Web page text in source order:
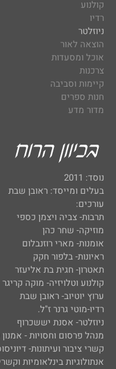
קולנוע
רדיו
ניוזלטר
הוצאה לאור
אוכל ומסעדות
צרכנות
קיימות וסביבה
חנות ספרים
מדור מדע
נוסד: 2011
בעלים ומייסד: ראובן שבת
עורכים:
תרבות- צביה ויצמן כספי
מוזיקה- שחר כהן
אומנות- מארי רוזנבלום
ראיונות- בלפור חקק
תאטרון- חגית בת אליעזר
קולנוע וטלויזיה- מוקה קריגר
ערוץ יוטיוב- ראובן שבת
רדיו-מוטי גרנר ז"ל.
ניוזלטר- אסנת יששכרוף
מנהל פרסום וחסויות -
קשרי ציבור ועיתונות-
אנתולוגיות בינלאומיות